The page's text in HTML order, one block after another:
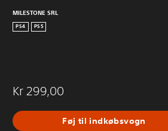
MILESTONE SRL
PS4 PS5
Kr 299,00
Føj til indkøbsvogn